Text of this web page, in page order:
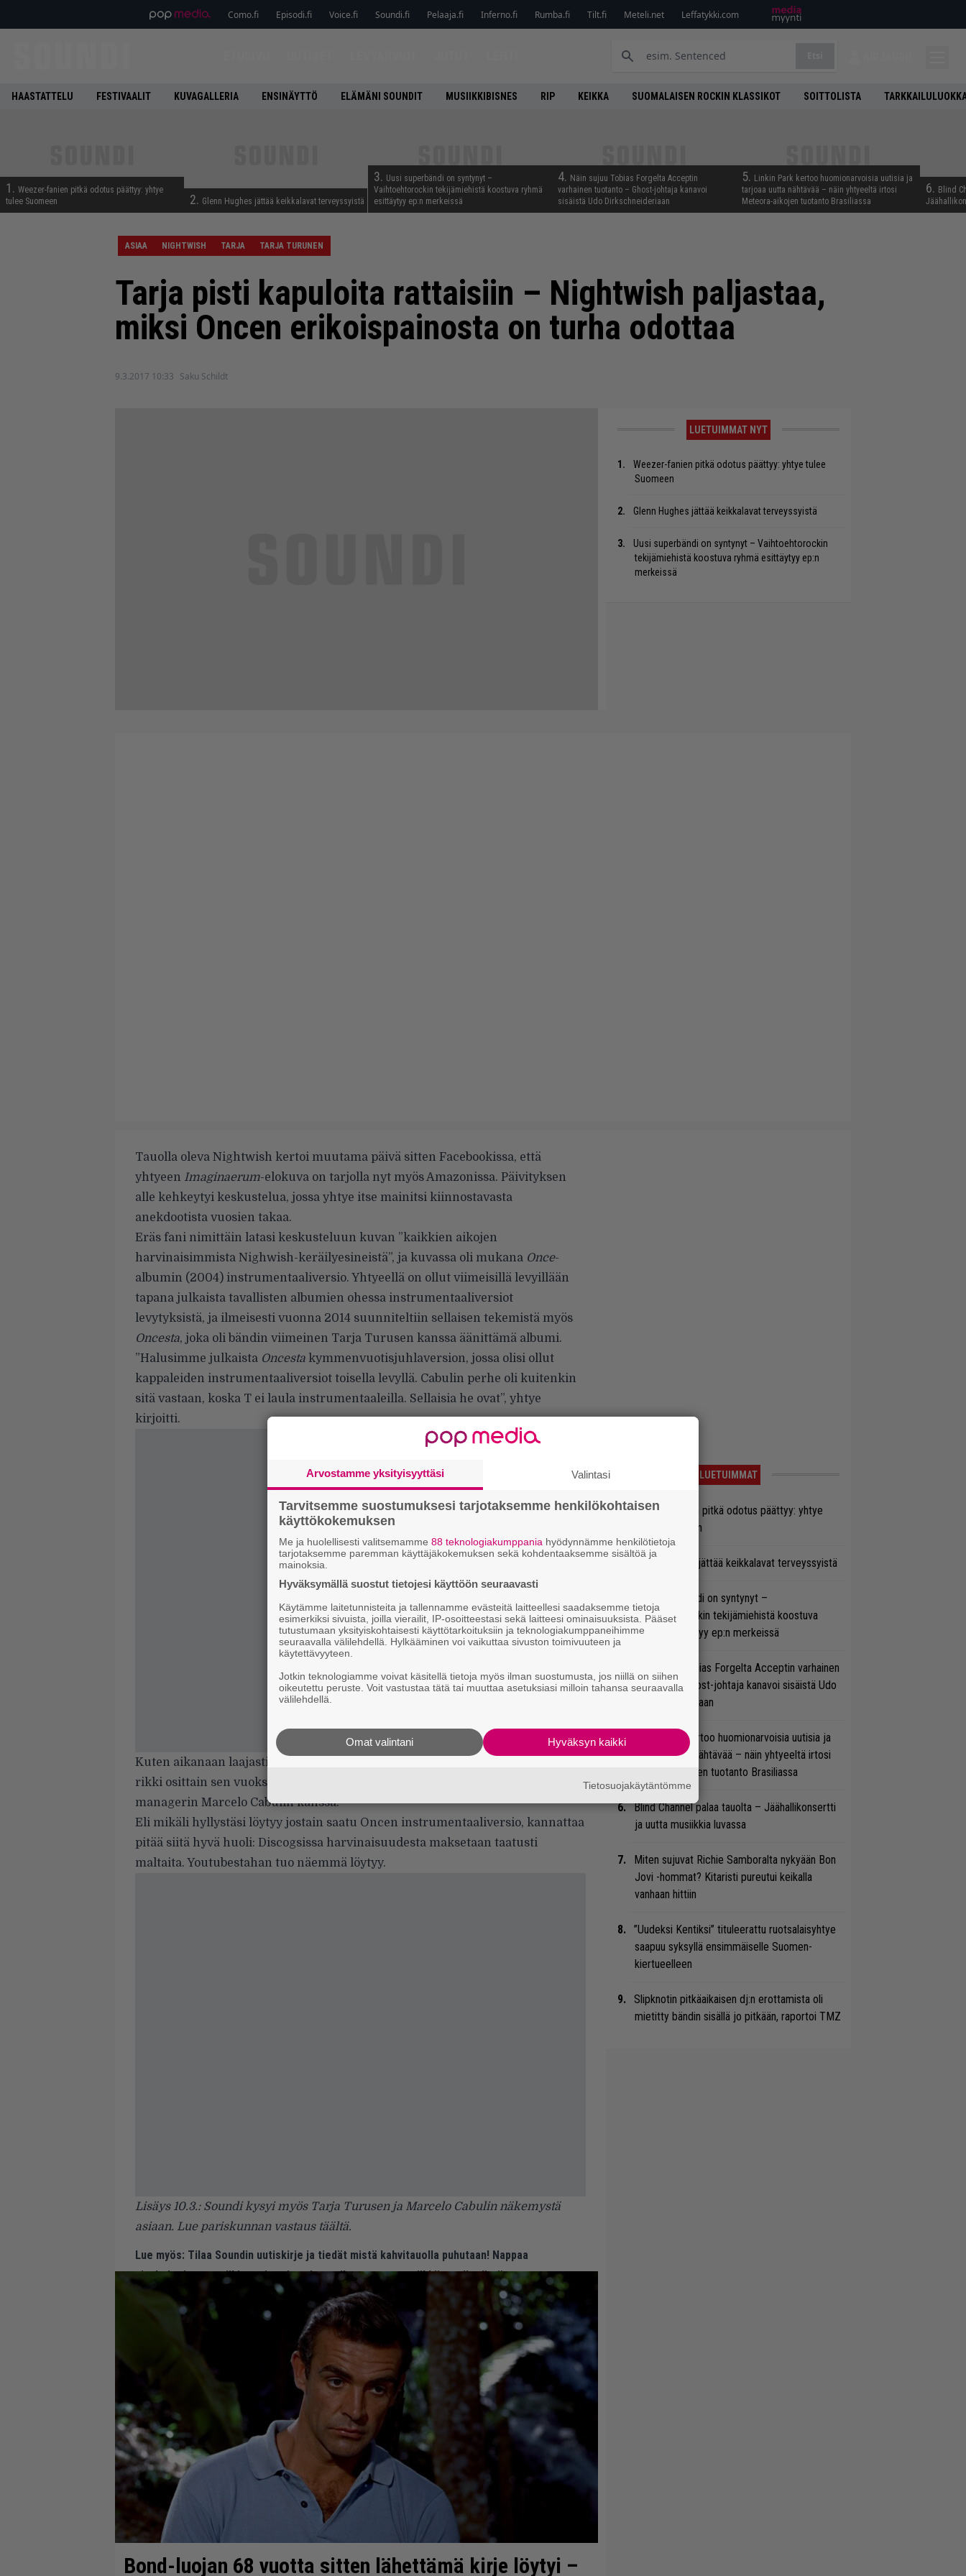
Como.fi Episodi.fi Voice.fi Soundi.fi Pelaaja.fi Inferno.fi Rumba.fi Tilt.fi Meteli.net Leffatykki.com
HAASTATTELU FESTIVAALIT KUVAGALLERIA ENSINÄYTTÖ ELÄMÄNI SOUNDIT MUSIIKKIBISNES RIP KEIKKA SUOMALAISEN ROCKIN KLASSIKOT SOITTOLISTA
1. Weezer-fanien pitkä odotus päättyy: yhtye
tulee Suomeen
2. Glenn Hughes jättää keikkalavat terveyssyistä
3. Uusi superbändi on syntynyt –
Vaihtoehtorockin tekijämiehistä koostuva ryhmä
esittäytyy ep:n merkeissä
4. Näin sujuu Tobias Forgelta Acceptin
varhainen tuotanto – Ghost-johtaja kanavoi
sisäistä Udo Dirkschneideriaan
5. Linkin Park kertoo huomionarvoisia uutisia ja
tarjoaa uutta nähtävää – näin yhtyeeltä irtosi
Meteora-aikojen tuotanto Brasiliassa
6. Blind
ASIAA NIGHTWISH TARJA TARJA TURUNEN
Tarja pisti kapuloita rattaisiin – Nightwish paljastaa,
miksi Oncen erikoispainosta on turha odottaa
9.3.2017 10:33 Saku Schildt
LUETUIMMAT NYT
Weezer-fanien pitkä odotus päättyy: yhtye tulee
Suomeen
Glenn Hughes jättää keikkalavat terveyssyistä
Uusi superbändi on syntynyt – Vaihtoehtorockin
tekijämiehistä koostuva ryhmä esittäytyy ep:n
merkeissä
Tauolla oleva Nightwish kertoi muutama päivä sitten Facebookissa, että
yhtyeen Imaginaerum-elokuva on tarjolla nyt myös Amazonissa. Päivityksen
alle kehkeytyi keskustelua, jossa yhtye itse mainitsi kiinnostavasta
anekdootista vuosien takaa.
Eräs fani nimittäin latasi keskusteluun kuvan ”kaikkien aikojen
harvinaisimmista Nighwish-keräilyesineistä”, ja kuvassa oli mukana Once-
albumin (2004) instrumentaaliversio. Yhtyeellä on ollut viimeisillä levyillään
tapana julkaista tavallisten albumien ohessa instrumentaaliversiot
levytyksistä, ja ilmeisesti vuonna 2014 suunniteltiin sellaisen tekemistä myös
Oncesta, joka oli bändin viimeinen Tarja Turusen kanssa äänittämä albumi.
”Halusimme julkaista Oncesta kymmenvuotisjuhlaversion, jossa olisi ollut
kappaleiden instrumentaaliversiot toisella levyllä. Cabulin perhe oli kuitenkin
sitä vastaan, koska T ei laula instrumentaaleilla. Sellaisia he ovat”, yhtye
kirjoitti.
Kuten aikanaan laajasti uutisoitiin, Tarja Turusen ja Nightwishin välit menivät
rikki osittain sen vuoksi, ettei yhtye tullut toimeen Turusen aviomiehen ja
managerin Marcelo Cabulin kanssa.
Eli mikäli hyllystäsi löytyy jostain saatu Oncen instrumentaaliversio, kannattaa
pitää siitä hyvä huoli: Discogsissa harvinaisuudesta maksetaan taatusti
maltaita. Youtubestahan tuo näemmä löytyy.
Lisäys 10.3.: Soundi kysyi myös Tarja Turusen ja Marcelo Cabulin näkemystä
asiaan. Lue pariskunnan vastaus täältä.
Lue myös: Tilaa Soundin uutiskirje ja tiedät mistä kahvitauolla puhutaan! Nappaa
ajankohtaiset musiikin uutiset ja puheenaiheet suoraan sähköpostiin tästä.
Bond-luojan 68 vuotta sitten lähettämä kirje löytyi –
LUETUIMMAT
Weezer-fanien pitkä odotus päättyy: yhtye
tulee Suomeen
Glenn Hughes jättää keikkalavat terveyssyistä
Uusi superbändi on syntynyt –
Vaihtoehtorockin tekijämiehistä koostuva
ryhmä esittäytyy ep:n merkeissä
Näin sujuu Tobias Forgelta Acceptin varhainen
tuotanto – Ghost-johtaja kanavoi sisäistä Udo
Dirkschneideriaan
Linkin Park kertoo huomionarvoisia uutisia ja
tarjoaa uutta nähtävää – näin yhtyeeltä irtosi
Meteora-aikojen tuotanto Brasiliassa
Blind Channel palaa tauolta – Jäähallikonsertti
ja uutta musiikkia luvassa
Miten sujuvat Richie Samboralta nykyään Bon
Jovi -hommat? Kitaristi pureutui keikalla
vanhaan hittiin
”Uudeksi Kentiksi” tituleerattu ruotsalaisyhtye
saapuu syksyllä ensimmäiselle Suomen-
kiertueelleen
Slipknotin pitkäaikaisen dj:n erottamista oli
mietitty bändin sisällä jo pitkään, raportoi TMZ
Arvostamme yksityisyyttäsi Valintasi
Tarvitsemme suostumuksesi tarjotaksemme henkilökohtaisen
käyttökokemuksen
Me ja huolellisesti valitsemamme 88 teknologiakumppania hyödynnämme henkilötietoja
tarjotaksemme paremman käyttäjäkokemuksen sekä kohdentaaksemme sisältöä ja
mainoksia.
Hyväksymällä suostut tietojesi käyttöön seuraavasti
Käytämme laitetunnisteita ja tallennamme evästeitä laitteellesi saadaksemme tietoja
esimerkiksi sivuista, joilla vierailit, IP-osoitteestasi sekä laitteesi ominaisuuksista. Pääset
tutustumaan yksityiskohtaisesti käyttötarkoituksiin ja teknologiakumppaneihimme
seuraavalla välilehdellä. Hylkääminen voi vaikuttaa sivuston toimivuuteen ja
käytettävyyteen.
Jotkin teknologiamme voivat käsitellä tietoja myös ilman suostumusta, jos niillä on siihen
oikeutettu peruste. Voit vastustaa tätä tai muuttaa asetuksiasi milloin tahansa seuraavalla
välilehdellä.
Hyväksyn kaikki
Omat valintani
Tietosuojakäytäntömme